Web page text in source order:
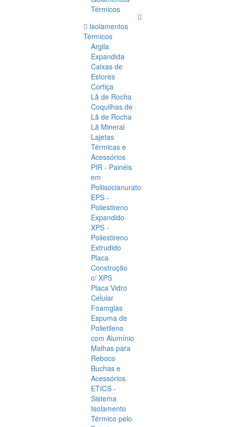
Térmicos
Isolamentos
Térmicos
Argila
Expandida
Caixas de
Estores
Cortiça
Lã de Rocha
Coquilhas de
Lã de Rocha
Lã Mineral
Lajetas
Térmicas e
Acessórios
PIR - Painéis
em
Poliisocianurato
EPS -
Poliestireno
Expandido
XPS -
Poliestireno
Extrudido
Placa
Construção
c/ XPS
Placa Vidro
Celular
Foamglas
Espuma de
Polietileno
com Alumínio
Malhas para
Reboco
Buchas e
Acessórios
ETICS -
Sistema
Isolamento
Térmico pelo